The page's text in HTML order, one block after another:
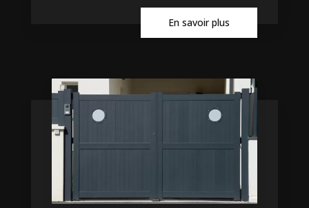
En savoir plus